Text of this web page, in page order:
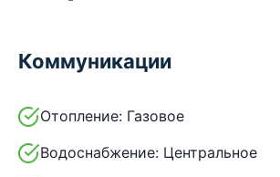
Коммуникации
Отопление: Газовое
Водоснабжение: Центральное